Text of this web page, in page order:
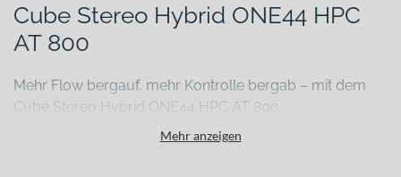
Cube Stereo Hybrid ONE44 HPC
AT 800
Mehr Flow bergauf, mehr Kontrolle bergab – mit dem
Cube Stereo Hybrid ONE44 HPC AT 800
Steile Anstiege rauben Kraft, technische Trails verlangen volle
Mehr anzeigen